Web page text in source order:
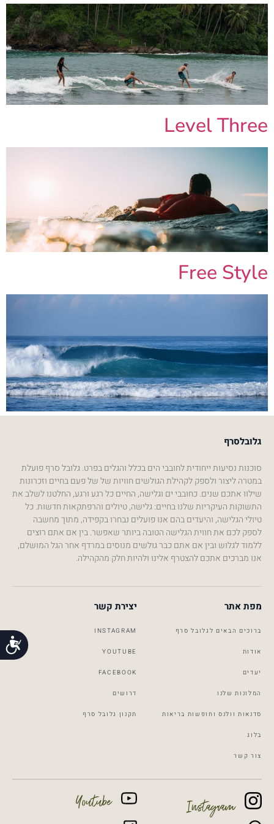
Level Three
Free Style
גלובלסרף
סוכנות נסיעות ייחודית לחובבי הים בכלל והגלים בפרט. גלובל סרף פועלת
במטרה ליצור ולספק לקהילת הגולשים חוויות של של פעם בחיים וזכרונות
שילוו אתכם שנים. כחובבי ים וגלישה, החיים כל רגע ורגע, החלטנו לשלב את
התשוקות העיקריות שלנו בחיים: גלישה, טיולים והרפתקאות חדשות. כל
טיולי הגלישה, והיעדים בהם אנו פועלים נבחרו בקפידה, מתוך מחשבה
לספק לכם את חווית הגלישה הטובה ביותר שאפשר. בין אם אתם רוצים
ללמוד לגלוש ובין אם אתם כבר גולשים מנוסים במרדף אחר הגל המושלם,
אנו מברכים אתכם להצטרף אלינו ולהיות חלק מהקהילה.
Global Surf
מפת אתר
ברוכים הבאים לגלובל סרף
אודות
יעדים
המלונות שלנו
סדנאות וולנס וחופשות בריאות
בלוג
צור קשר
יצירת קשר
INSTAGRAM
YOUTUBE
FACEBOOK
דרושים
תקנון גלובל סרף
Instagram
Youtube